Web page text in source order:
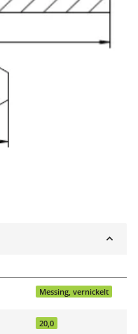
Messing, vernickelt
20,0